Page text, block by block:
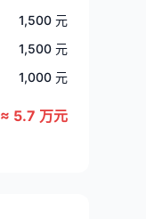
1,500 元
1,500 元
1,000 元
≈ 5.7 万元